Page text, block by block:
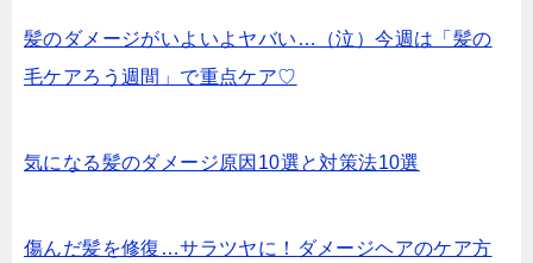
髪のダメージがいよいよヤバい…（泣）今週は「髪の
毛ケアろう週間」で重点ケア♡
気になる髪のダメージ原因10選と対策法10選
傷んだ髪を修復…サラツヤに！ダメージヘアのケア方